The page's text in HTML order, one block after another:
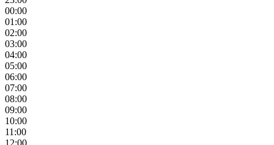
00:00
01:00
02:00
03:00
04:00
05:00
06:00
07:00
08:00
09:00
10:00
11:00
12:00